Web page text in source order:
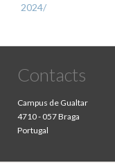
2024/
Contacts
Campus de Gualtar
4710 - 057 Braga
Portugal